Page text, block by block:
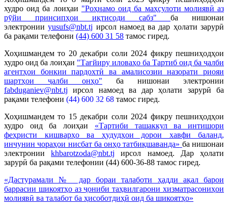
худро оид ба лоиҳаи "Роҳнамо оид ба маҳсулоти молиявӣ аз
рӯйи принсипҳои иқтисоди сабз"
ба нишонаи
электронииyusufs@nbt.tj ирсол намоед ва дар ҳолати зарурӣ
ба рақами телефони (44) 600 31 58 тамос гиред.
Хоҳишмандем то 20 декабри соли 2024 фикру пешниҳодҳои
худро оид ба лоиҳаи "Тағйиру иловаҳо ба Тартиб оид ба ҷалби
агентҳои бонкии пардохтӣ ва амалисозии назорати риояи
шартҳои ҷалби онҳо"
ба нишонаи электронии
fabduganiev@nbt.tj
ирсол намоед ва дар ҳолати зарурӣ ба
рақами телефони (44) 600 32 68 тамос гиред.
Хоҳишмандем то 15 декабри соли 2024 фикру пешниҳодҳои
худро оид ба лоиҳаи «Тартиби ташаккул ва интишори
феҳристи кишварҳо ва ҳудудҳои дорои хавфи баланд,
инчунин чораҳои нисбат ба онҳо татбиқшаванда» ба нишонаи
электронииkhbarotzoda@nbt.tj
ирсол намоед. Дар ҳолати
зарурӣ ба рақами телефонии (44) 600-36-88 тамос гиред.
«Дастурамали №_ дар бораи талаботи ҳадди ақал барои
баррасии шикоятҳо аз ҷониби таҳвилгарони хизматрасониҳои
молиявӣ ва талабот ба ҳисоботдиҳӣ оид ба шикоятҳо»